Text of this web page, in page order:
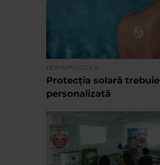
DERMATOLOGICE
Protecția solară trebuie
personalizată